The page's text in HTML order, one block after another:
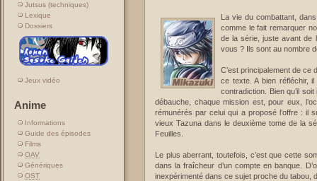
Jutsus (techniques)
Lexique
Dossiers
Jeux vidéo
Anime
Informations
Guide des épisodes
Films
OAV
Génériques
OST
La vie du combattant,
comme le fait remarquer
de la série, juste avant de
vous ? Ils sont au nombre
C’est principalement de ce
ce texte. A bien réfléchir,
contradiction. Bien qu’il
débauche, chaque mission est, pour eux,
rémunérés par celui qui a proposé l’offre : il
vieux Tazuna dans le deuxième tome de la
Feuilles.
Le plus aberrant, toutefois, c’est que cette
dans la fraîcheur d’un compte en banque.
inexpérimenté dans ce sujet proche du tabou,